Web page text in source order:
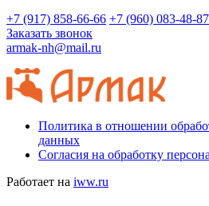
+7 (917) 858-66-66 +7 (960) 083-48-87
Заказать звонок
armak-nh@mail.ru
Политика в отношении
данных
Согласия на обработку
Работает на iww.ru